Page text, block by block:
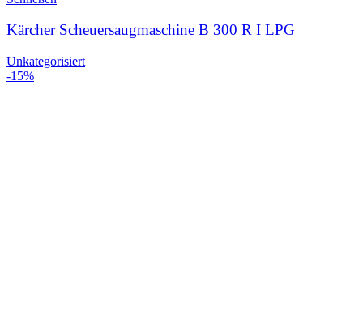
Kärcher Scheuersaugmaschine B 300 R I LPG
Unkategorisiert
-15%